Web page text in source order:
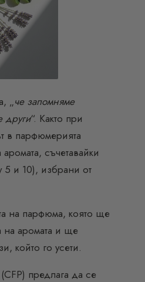
„че запомняме
други“. Както при
в парфюмерията
съчетавайки
5 и 10), избрани от
на парфюма, която ще
на аромата и ще
който го усети.
предлага да се